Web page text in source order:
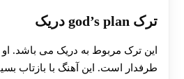
ترک god’s plan دریک
این ترک مربوط به دریک می باشد. او
طرفدار است. این آهنگ با بازتاب